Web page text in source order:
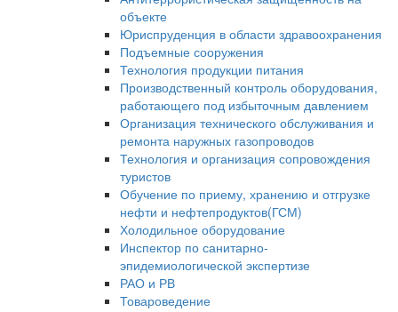
объекте
Юриспруденция в области здравоохранения
Подъемные сооружения
Технология продукции питания
Производственный контроль оборудования,
работающего под избыточным давлением
Организация технического обслуживания и
ремонта наружных газопроводов
Технология и организация сопровождения
туристов
Обучение по приему, хранению и отгрузке
нефти и нефтепродуктов(ГСМ)
Холодильное оборудование
Инспектор по санитарно-
эпидемиологической экспертизе
РАО и РВ
Товароведение